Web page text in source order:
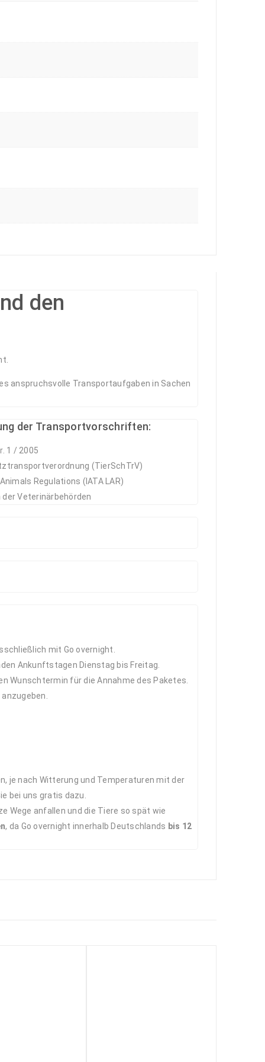
den
anspruchsvolle Transportaufgaben in Sachen
der Transportvorschriften:
1 / 2005
(TierSchTrV)
Animals Regulations (IATA LAR)
der Veterinärbehörden
mit Go overnight.
Ankunftstagen Dienstag bis Freitag.
Wunschtermin für die Annahme des Paketes.
je nach Witterung und Temperaturen mit der
bei uns gratis dazu.
Wege anfallen und die Tiere so spät wie
, da Go overnight innerhalb Deutschlands bis 12